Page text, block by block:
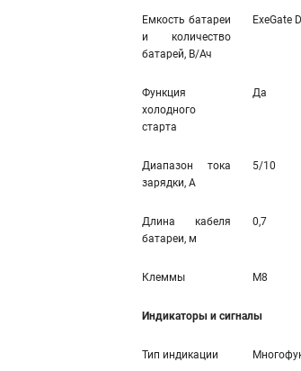
Емкость батареи
и количество
батарей, В/Ач
ExeGate
Функция
холодного
старта
Да
Диапазон тока
зарядки, А
5/10
Длина кабеля
батареи, м
0,7
Клеммы M8
Индикаторы и сигналы
Тип индикации